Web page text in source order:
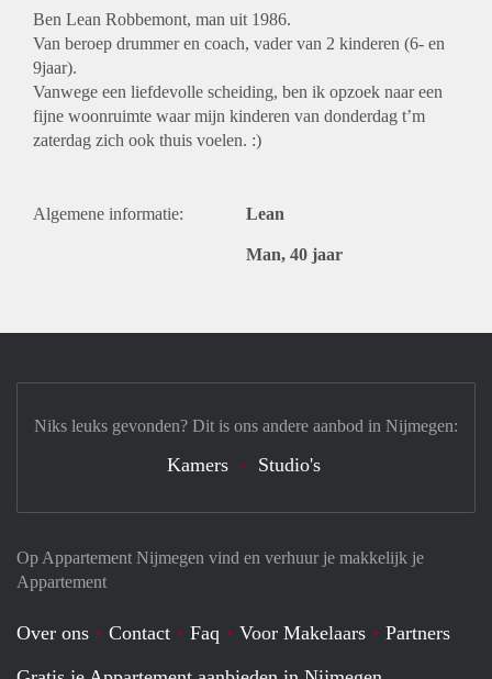
Ben Lean Robbemont, man uit 1986.
Van beroep drummer en coach, vader van 2 kinderen (6- en
9jaar).
Vanwege een liefdevolle scheiding, ben ik opzoek naar een
fijne woonruimte waar mijn kinderen van donderdag t’m
zaterdag zich ook thuis voelen. :)
Algemene informatie: Lean
Man, 40 jaar
Op Appartement Nijmegen vind en verhuur je makkelijk je
Appartement
Over ons Contact Faq Voor Makelaars
Partners
Niks leuks gevonden? Dit is ons andere aanbod in Nijmegen:
Kamers Studio's